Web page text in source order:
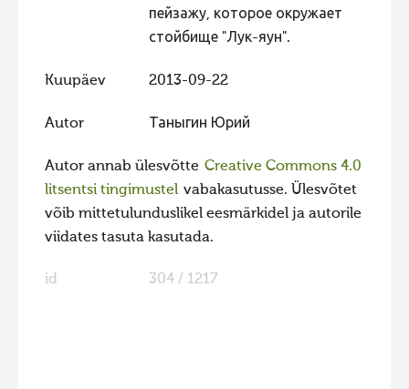
пейзажу, которое окружает
стойбище "Лук-яун".
Kuupäev 2013-09-22
Autor Таныгин Юрий
Autor annab ülesvõtte Creative Commons 4.0
litsentsi tingimustel vabakasutusse. Ülesvõtet
võib mittetulunduslikel eesmärkidel ja autorile
viidates tasuta kasutada.
id 304 / 1217